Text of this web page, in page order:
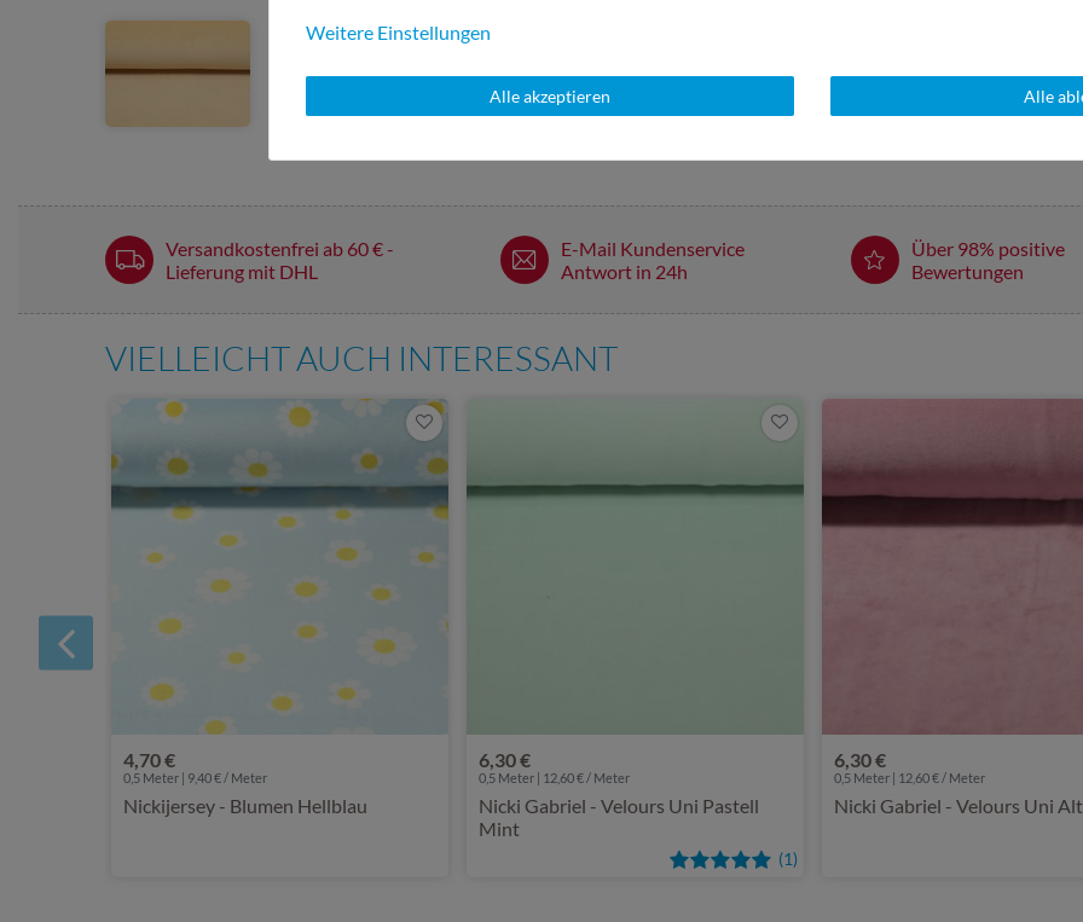
Versandkostenfrei ab 60 € -
Lieferung mit DHL
E-Mail Kundenservice
Antwort in 24h
Über 98% positive
Bewertungen
VIELLEICHT AUCH INTERESSANT
4,70 €
0,5 Meter | 9,40 € / Meter
Nickijersey - Blumen Hellblau
(1)
6,30 €
0,5 Meter | 12,60 € / Meter
Nicki Gabriel - Velours Uni Pastell
Mint
6,30 €
0,5 Meter | 12,60 € / Meter
Nicki Gabriel - Velours Uni
Weitere Einstellungen
Alle akzeptieren Alle